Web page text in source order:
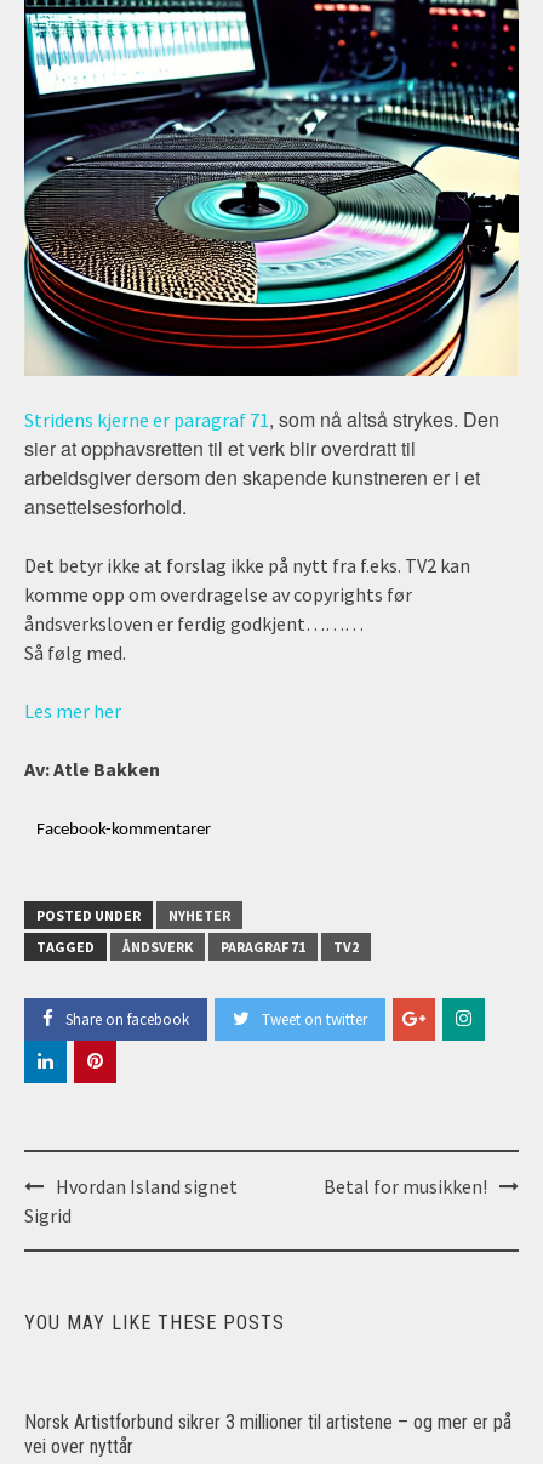
Stridens kjerne er paragraf 71, som nå altså strykes. Den
sier at opphavsretten til et verk blir overdratt til
arbeidsgiver dersom den skapende kunstneren er i et
ansettelsesforhold.
Det betyr ikke at forslag ikke på nytt fra f.eks. TV2 kan
komme opp om overdragelse av copyrights før
åndsverksloven er ferdig godkjent………
Så følg med.
Les mer her
Av: Atle Bakken
Facebook-kommentarer
POSTED UNDER
NYHETER
TAGGED
ÅNDSVERK PARAGRAF 71 TV2
Share on facebook Tweet on twitter
Post
navigation
Hvordan Island signet
Sigrid
Betal for musikken!
YOU MAY LIKE THESE POSTS
Norsk Artistforbund sikrer 3 millioner til artistene – og mer er på
vei over nyttår